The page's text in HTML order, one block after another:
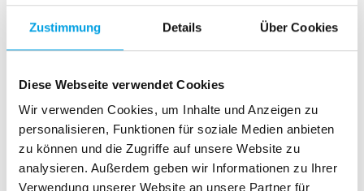
Zustimmung Details Über Cookies
Diese Webseite verwendet Cookies
Wir verwenden Cookies, um Inhalte und Anzeigen zu
personalisieren, Funktionen für soziale Medien anbieten
zu können und die Zugriffe auf unsere Website zu
analysieren. Außerdem geben wir Informationen zu Ihrer
Verwendung unserer Website an unsere Partner für